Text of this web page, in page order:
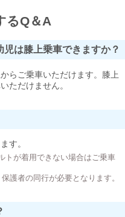
るQ＆A
は膝上乗車できますか？
らご乗車いただけます。膝上
ただけません。
す。
トが着用できない場合はご乗車
護者の同行が必要となります。